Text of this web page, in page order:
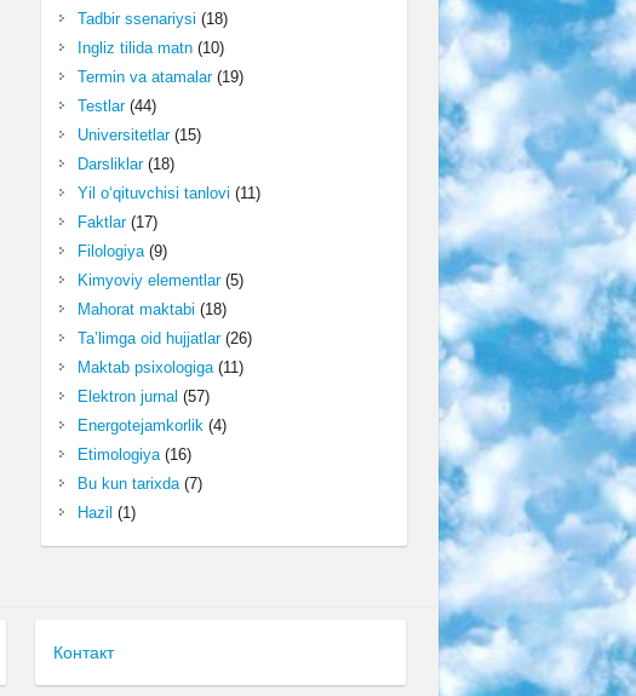
Tadbir ssenariysi (18)
Ingliz tilida matn(10)
Termin va atamalar(19)
Testlar(44)
Universitetlar(15)
Darsliklar(18)
Yil o‘qituvchisi tanlovi (11)
Faktlar(17)
Filologiya(9)
Kimyoviy elementlar(5)
Mahorat maktabi (18)
Ta’limga oid hujjatlar(26)
Maktab psixologiga(11)
Elektron jurnal (57)
Energotejamkorlik(4)
Etimologiya(16)
Bu kun tarixda(7)
Hazil (1)
Контакт